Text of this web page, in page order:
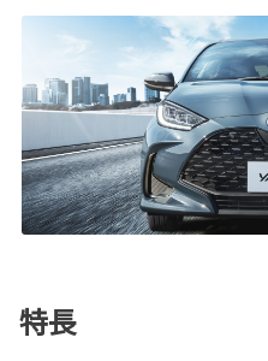
特長